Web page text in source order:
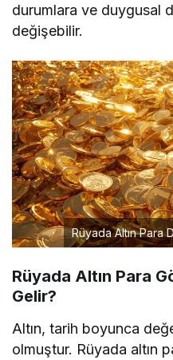
durumlara ve duygusal
değişebilir.
Rüyada Altın Para
Rüyada Altın Para
Gelir?
Altın, tarih boyunca
olmuştur. Rüyada altın